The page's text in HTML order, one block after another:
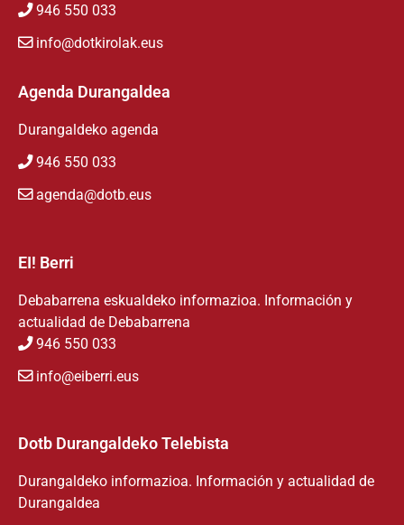
946 550 033
info@dotkirolak.eus
Agenda Durangaldea
Durangaldeko agenda
946 550 033
agenda@dotb.eus
EI! Berri
Debabarrena eskualdeko informazioa. Información y
actualidad de Debabarrena
946 550 033
info@eiberri.eus
Dotb Durangaldeko Telebista
Durangaldeko informazioa. Información y actualidad de
Durangaldea